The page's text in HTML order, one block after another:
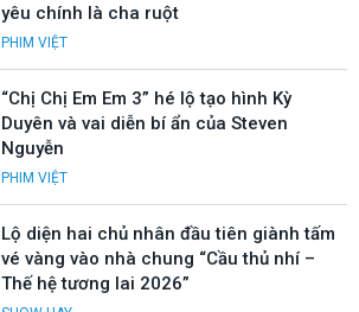
yêu chính là cha ruột
PHIM VIỆT
“Chị Chị Em Em 3” hé lộ tạo hình Kỳ
Duyên và vai diễn bí ẩn của Steven
Nguyễn
PHIM VIỆT
Lộ diện hai chủ nhân đầu tiên giành tấm
vé vàng vào nhà chung “Cầu thủ nhí –
Thế hệ tương lai 2026”